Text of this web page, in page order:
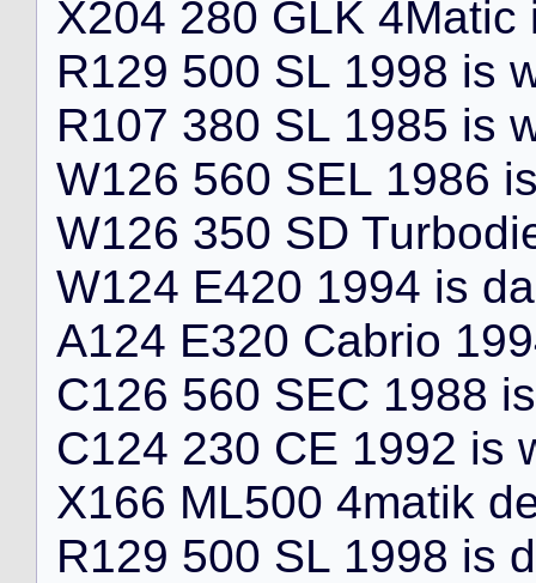
X204 280 GLK 4Matic
R129 500 SL 1998 is
R107 380 SL 1985 is
W126 560 SEL 1986 i
W126 350 SD Turbodi
W124 E420 1994 is da
A124 E320 Cabrio 199
C126 560 SEC 1988 is
C124 230 CE 1992 is
X166 ML500 4matik d
R129 500 SL 1998 is d